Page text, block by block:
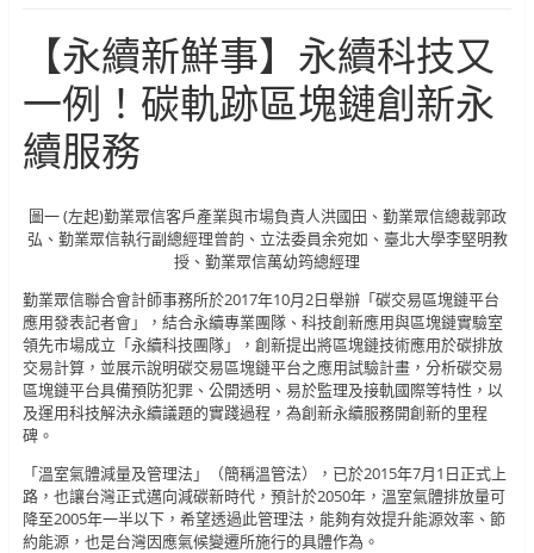
【永續新鮮事】永續科技又
一例！碳軌跡區塊鏈創新永
續服務
圖一 (左起)勤業眾信客戶產業與市場負責人洪國田、勤業眾信總裁郭政
弘、勤業眾信執行副總經理曾韵、立法委員余宛如、臺北大學李堅明教
授、勤業眾信萬幼筠總經理
勤業眾信聯合會計師事務所於2017年10月2日舉辦「碳交易區塊鏈平台
應用發表記者會」，結合永續專業團隊、科技創新應用與區塊鏈實驗室
領先市場成立「永續科技團隊」，創新提出將區塊鏈技術應用於碳排放
交易計算，並展示說明碳交易區塊鏈平台之應用試驗計畫，分析碳交易
區塊鏈平台具備預防犯罪、公開透明、易於監理及接軌國際等特性，以
及運用科技解決永續議題的實踐過程，為創新永續服務開創新的里程
碑。
「溫室氣體減量及管理法」（簡稱溫管法），已於2015年7月1日正式上
路，也讓台灣正式邁向減碳新時代，預計於2050年，溫室氣體排放量可
降至2005年一半以下，希望透過此管理法，能夠有效提升能源效率、節
約能源，也是台灣因應氣候變遷所施行的具體作為。